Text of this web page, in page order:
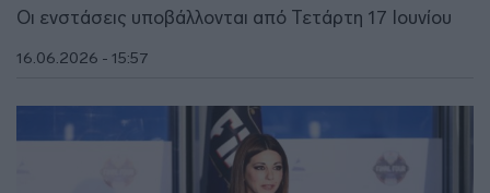
Οι ενστάσεις υποβάλλονται από Τετάρτη 17 Ιουνίου
16.06.2026 - 15:57